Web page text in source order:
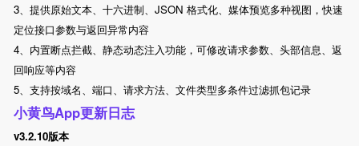
3、提供原始文本、十六进制、JSON 格式化、媒体预览多种视图，快速
定位接口参数与返回异常内容
4、内置断点拦截、静态动态注入功能，可修改请求参数、头部信息、返
回响应等内容
5、支持按域名、端口、请求方法、文件类型多条件过滤抓包记录
小黄鸟App更新日志
v3.2.10版本